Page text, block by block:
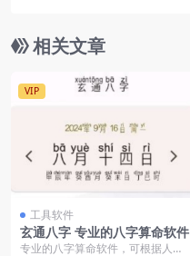
相关文章
VIP
工具软件
玄通八字 专业的八字算命软件
专业的八字算命软件，可根据人的